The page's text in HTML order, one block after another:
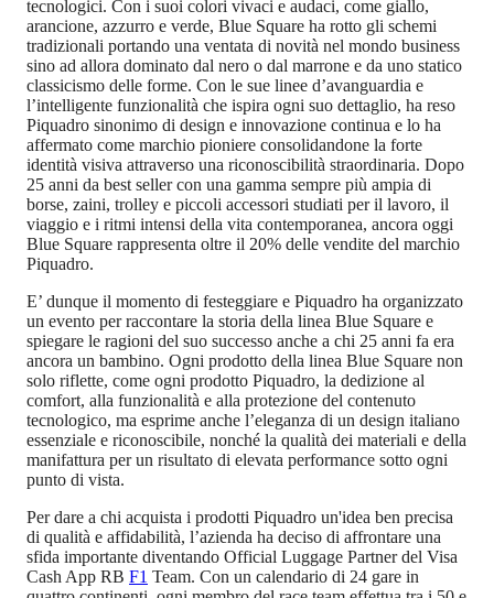
tecnologici. Con i suoi colori vivaci e audaci, come giallo,
arancione, azzurro e verde, Blue Square ha rotto gli schemi
tradizionali portando una ventata di novità nel mondo business
sino ad allora dominato dal nero o dal marrone e da uno statico
classicismo delle forme. Con le sue linee d’avanguardia e
l’intelligente funzionalità che ispira ogni suo dettaglio, ha reso
Piquadro sinonimo di design e innovazione continua e lo ha
affermato come marchio pioniere consolidandone la forte
identità visiva attraverso una riconoscibilità straordinaria. Dopo
25 anni da best seller con una gamma sempre più ampia di
borse, zaini, trolley e piccoli accessori studiati per il lavoro, il
viaggio e i ritmi intensi della vita contemporanea, ancora oggi
Blue Square rappresenta oltre il 20% delle vendite del marchio
Piquadro.
E’ dunque il momento di festeggiare e Piquadro ha organizzato
un evento per raccontare la storia della linea Blue Square e
spiegare le ragioni del suo successo anche a chi 25 anni fa era
ancora un bambino. Ogni prodotto della linea Blue Square non
solo riflette, come ogni prodotto Piquadro, la dedizione al
comfort, alla funzionalità e alla protezione del contenuto
tecnologico, ma esprime anche l’eleganza di un design italiano
essenziale e riconoscibile, nonché la qualità dei materiali e della
manifattura per un risultato di elevata performance sotto ogni
punto di vista.
Per dare a chi acquista i prodotti Piquadro un'idea ben precisa
di qualità e affidabilità, l’azienda ha deciso di affrontare una
sfida importante diventando Official Luggage Partner del Visa
Cash App RB F1 Team. Con un calendario di 24 gare in